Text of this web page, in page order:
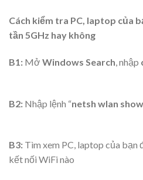
Cách kiểm tra PC, laptop của
tần 5GHz hay không
B1: Mở Windows Search , nhập
B2: Nhập lệnh “netsh wlan
B3: Tìm xem PC, laptop của bạn
kết nối WiFi nào